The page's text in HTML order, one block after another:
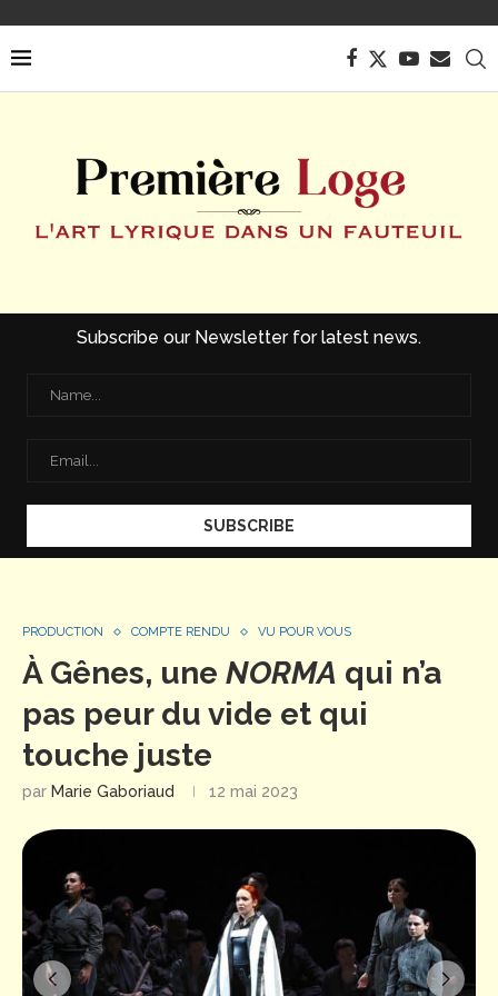
Subscribe our Newsletter for latest news.
PRODUCTION COMPTE RENDU VU POUR VOUS
À Gênes, une NORMA qui n’a
pas peur du vide et qui
touche juste
par Marie Gaboriaud 12 mai 2023